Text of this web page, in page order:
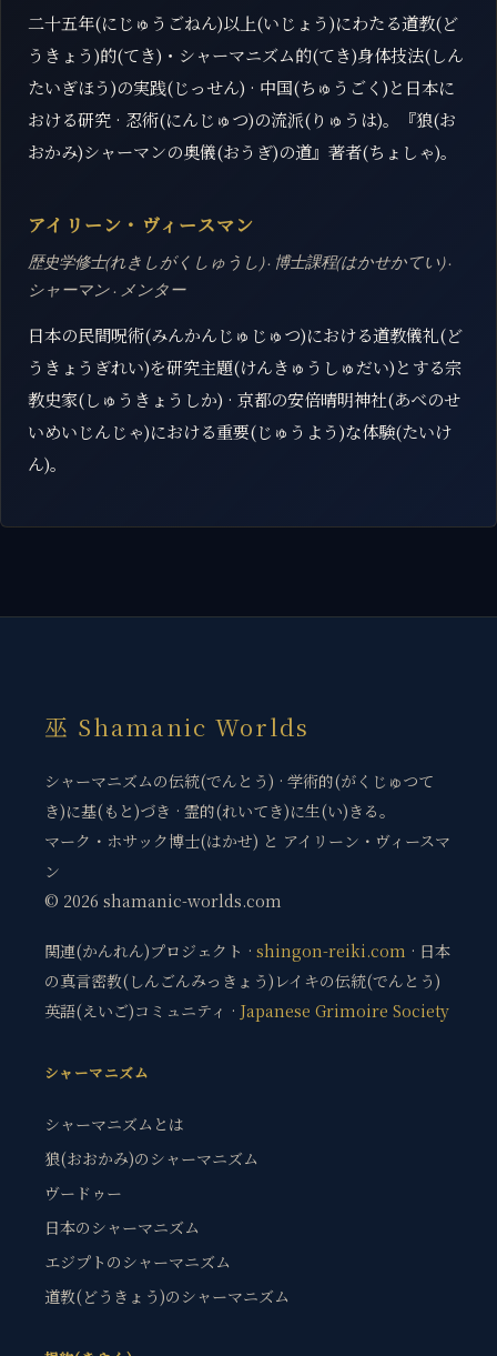
二十五年(にじゅうごねん)以上(いじょう)にわたる道教(ど
うきょう)的(てき)・シャーマニズム的(てき)身体技法(しん
たいぎほう)の実践(じっせん) · 中国(ちゅうごく)と日本に
おける研究 · 忍術(にんじゅつ)の流派(りゅうは)。『狼(お
おかみ)シャーマンの奥儀(おうぎ)の道』著者(ちょしゃ)。
アイリーン・ヴィースマン
歴史学修士(れきしがくしゅうし) · 博士課程(はかせかてい) ·
シャーマン · メンター
日本の民間呪術(みんかんじゅじゅつ)における道教儀礼(ど
うきょうぎれい)を研究主題(けんきゅうしゅだい)とする宗
教史家(しゅうきょうしか) · 京都の安倍晴明神社(あべのせ
いめいじんじゃ)における重要(じゅうよう)な体験(たいけ
ん)。
巫 Shamanic Worlds
シャーマニズムの伝統(でんとう) · 学術的(がくじゅつて
き)に基(もと)づき · 霊的(れいてき)に生(い)きる。
マーク・ホサック博士(はかせ) と アイリーン・ヴィースマ
ン
© 2026 shamanic-worlds.com
関連(かんれん)プロジェクト · shingon-reiki.com · 日本
の真言密教(しんごんみっきょう)レイキの伝統(でんとう)
英語(えいご)コミュニティ · Japanese Grimoire Society
シャーマニズム
シャーマニズムとは
狼(おおかみ)のシャーマニズム
ヴードゥー
日本のシャーマニズム
エジプトのシャーマニズム
道教(どうきょう)のシャーマニズム